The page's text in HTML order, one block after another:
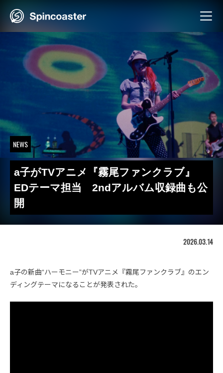
NEWS
a子がTVアニメ『霧尾ファンクラブ』
EDテーマ担当 2ndアルバム収録曲も公
開
2026.03.14
a子の新曲“ハーモニー”がTVアニメ『霧尾ファンクラブ』のエン
ディングテーマになることが発表された。